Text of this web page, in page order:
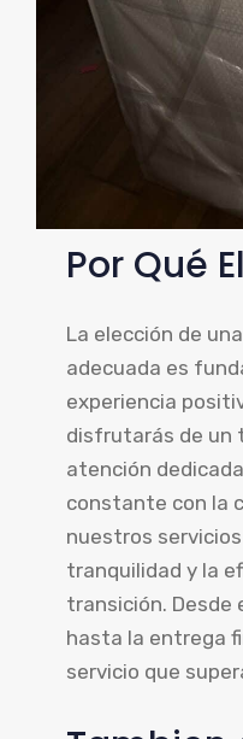
Por Qué
La elección de una
adecuada es
experiencia
disfrutarás de un
atención
constante con la
nuestros
tranquilidad y la
transición. Desde
hasta la entrega
servicio que